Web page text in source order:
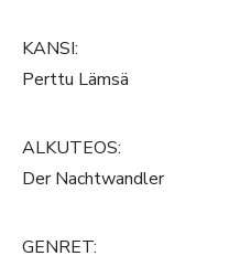
KANSI:
Perttu Lämsä
ALKUTEOS:
Der Nachtwandler
GENRET: